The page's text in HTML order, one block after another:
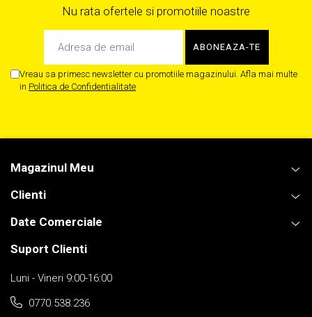
Nu rata ofertele si promotiile noastre
Vreau sa primesc newsletter cu promotiile magazinului. Afla mai multe
in Politica de Confidentialitate
Magazinul Meu
Clienti
Date Comerciale
Suport Clienti
Luni - Vineri 9:00-16:00
0770.538.236